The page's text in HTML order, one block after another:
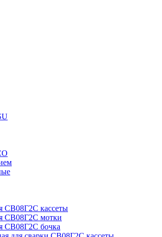
СВ08Г2С кассеты
СВ08Г2С мотки
СВ08Г2С бочка